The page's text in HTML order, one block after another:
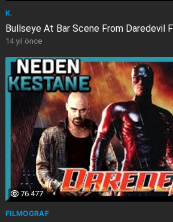
K.
Bullseye At Bar Scene From Daredevil
14 yıl önce
76.477
FILMOGRAF